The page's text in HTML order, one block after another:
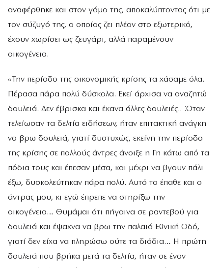
αναφέρθηκε και στον γάμο της, αποκαλύπτοντας ότι με
τον σύζυγό της, ο οποίος ζει πλέον στο εξωτερικό,
έχουν χωρίσει ως ζευγάρι, αλλά παραμένουν
οικογένεια.
«Την περίοδο της οικονομικής κρίσης τα χάσαμε όλα.
Πέρασα πάρα πολύ δύσκολα. Εκεί άρχισα να αναζητώ
δουλειά. Δεν έβρισκα και έκανα άλλες δουλειές.. .Όταν
τελείωσαν τα δελτία ειδήσεων, ήταν επιτακτική ανάγκη
να βρω δουλειά, γιατί δυστυχώς, εκείνη την περίοδο
της κρίσης σε πολλούς άντρες άνοιξε η Γη κάτω από τα
πόδια τους και έπεσαν μέσα, και μέχρι να βγουν πάλι
έξω, δυσκολεύτηκαν πάρα πολύ. Αυτό το έπαθε και ο
άντρας μου, κι εγώ έπρεπε να στηρίξω την
οικογένεια… Θυμάμαι ότι πήγαινα σε ραντεβού για
δουλειά και έψαχνα να βρω την παλαιά Εθνική Οδό,
γιατί δεν είχα να πληρώσω ούτε τα διόδια… Η πρώτη
δουλειά που βρήκα μετά τα δελτία, ήταν σε έναν